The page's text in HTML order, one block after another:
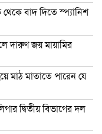
বাদ দিতে স্প্যানিশ
দারুণ জয় মায়ামির
মাঠ মাতাতে পারেন যে
দ্বিতীয় বিভাগের দল